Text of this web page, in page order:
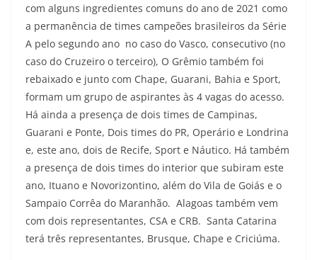
com alguns ingredientes comuns do ano de 2021 como
a permanência de times campeões brasileiros da Série
A pelo segundo ano no caso do Vasco, consecutivo (no
caso do Cruzeiro o terceiro), O Grêmio também foi
rebaixado e junto com Chape, Guarani, Bahia e Sport,
formam um grupo de aspirantes às 4 vagas do acesso.
Há ainda a presença de dois times de Campinas,
Guarani e Ponte, Dois times do PR, Operário e Londrina
e, este ano, dois de Recife, Sport e Náutico. Há também
a presença de dois times do interior que subiram este
ano, Ituano e Novorizontino, além do Vila de Goiás e o
Sampaio Corrêa do Maranhão. Alagoas também vem
com dois representantes, CSA e CRB. Santa Catarina
terá três representantes, Brusque, Chape e Criciúma.